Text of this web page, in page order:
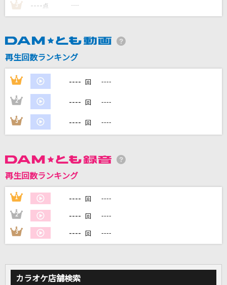
CLAN QUEEN
田村直美
青い春と西の空
結束バンド
[生音]君はロックを聴かない
あいみょん
WANDS
[生音]たばこ
コレサワ
3 ---- 点 ----
再生回数ランキング
1 ---- 回 ----
2 ---- 回 ----
3 ---- 回 ----
再生回数ランキング
1 ---- 回 ----
2 ---- 回 ----
3 ---- 回 ----
カラオケ店舗検索